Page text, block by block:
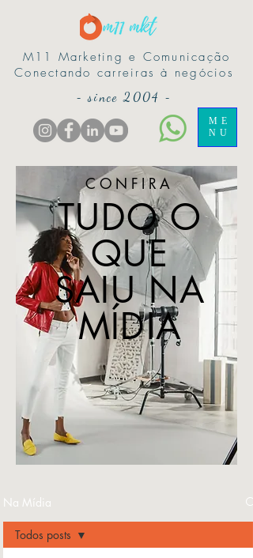
M11 Marketing e Comunicação
Conectando carreiras à negócios
ME
NU
-since 2004 -
CONFIRA
TUDO O
QUE
SAIU NA
MÍDIA
Na Mídia
Todos posts